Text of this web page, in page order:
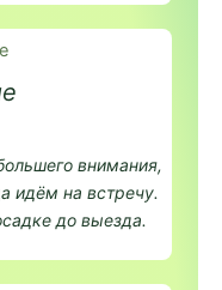
внимания,
идём на встречу.
до выезда.